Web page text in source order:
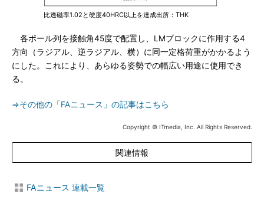
比透磁率1.02と硬度40HRC以上を達成出所：THK
各ボール列を接触角45度で配置し、LMブロックに作用する4
方向（ラジアル、逆ラジアル、横）に同一定格荷重がかかるよう
にした。これにより、あらゆる姿勢での幅広い用途に使用でき
る。
⇒その他の「FAニュース」の記事はこちら
Copyright © ITmedia, Inc. All Rights Reserved.
関連情報
FAニュース 連載一覧